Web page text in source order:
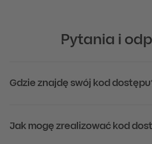
Pytania i
Gdzie znajdę swój kod
Jak mogę zrealizować kod